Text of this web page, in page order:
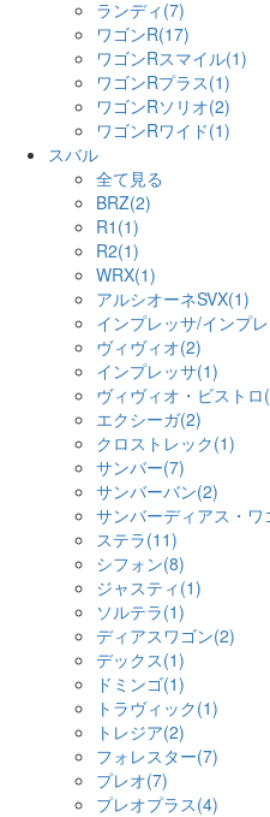
ランディ(7)
ワゴンR(17)
ワゴンRスマイル(1)
ワゴンRプラス(1)
ワゴンRソリオ(2)
ワゴンRワイド(1)
スバル
全て見る
BRZ(2)
R1(1)
R2(1)
WRX(1)
アルシオーネSVX(1)
インプレッサ/インプ
ヴィヴィオ(2)
インプレッサ(1)
ヴィヴィオ・ビストロ
エクシーガ(2)
クロストレック(1)
サンバー(7)
サンバーバン(2)
サンバーディアス・
ステラ(11)
シフォン(8)
ジャスティ(1)
ソルテラ(1)
ディアスワゴン(2)
デックス(1)
ドミンゴ(1)
トラヴィック(1)
トレジア(2)
フォレスター(7)
プレオ(7)
プレオプラス(4)